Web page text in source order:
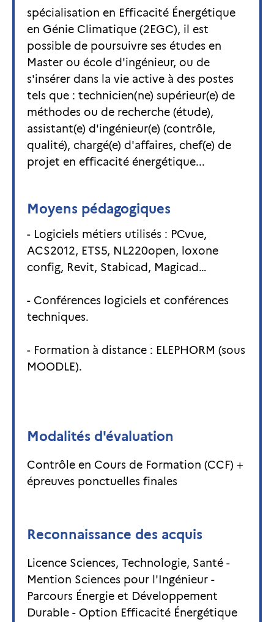
spécialisation en Efficacité Énergétique
en Génie Climatique (2EGC), il est
possible de poursuivre ses études en
Master ou école d'ingénieur, ou de
s'insérer dans la vie active à des postes
tels que : technicien(ne) supérieur(e) de
méthodes ou de recherche (étude),
assistant(e) d'ingénieur(e) (contrôle,
qualité), chargé(e) d'affaires, chef(e) de
projet en efficacité énergétique...
Moyens pédagogiques
- Logiciels métiers utilisés : PCvue,
ACS2012, ETS5, NL220open, loxone
config, Revit, Stabicad, Magicad…
- Conférences logiciels et conférences
techniques.
- Formation à distance : ELEPHORM (sous
MOODLE).
Modalités d'évaluation
Contrôle en Cours de Formation (CCF) +
épreuves ponctuelles finales
Reconnaissance des acquis
Licence Sciences, Technologie, Santé -
Mention Sciences pour l'Ingénieur -
Parcours Énergie et Développement
Durable - Option Efficacité Énergétique